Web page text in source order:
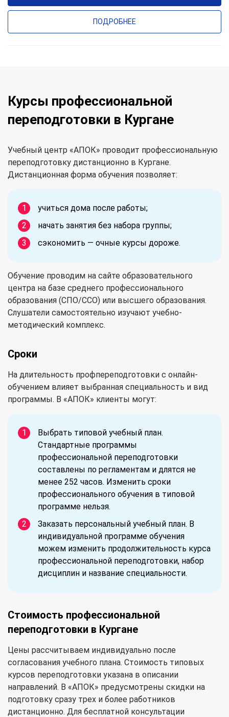
ПОДРОБНЕЕ
Курсы профессиональной
переподготовки в Кургане
Учебный центр «АПОК» проводит профессиональную
переподготовку дистанционно в Кургане.
Дистанционная форма обучения позволяет:
учиться дома после работы;
начать занятия без набора группы;
сэкономить — очные курсы дороже.
Обучение проводим на сайте образовательного
центра на базе среднего профессионального
образования (СПО/ССО) или высшего образования.
Слушатели самостоятельно изучают учебно-
методический комплекс.
Сроки
На длительность профпереподготовки с онлайн-
обучением влияет выбранная специальность и вид
программы. В «АПОК» клиенты могут:
Выбрать типовой учебный план.
Стандартные программы
профессиональной переподготовки
составлены по регламентам и длятся не
менее 252 часов. Изменить сроки
профессионального обучения в типовой
программе нельзя.
Заказать персональный учебный план. В
индивидуальной программе обучения
можем изменить продолжительность курса
профессиональной переподготовки, набор
дисциплин и название специальности.
Стоимость профессиональной
переподготовки в Кургане
Цены рассчитываем индивидуально после
согласования учебного плана. Стоимость типовых
курсов переподготовки указана в описании
направлений. В «АПОК» предусмотрены скидки на
подготовку сразу трех и более работников
дистанционно. Для бесплатной консультации